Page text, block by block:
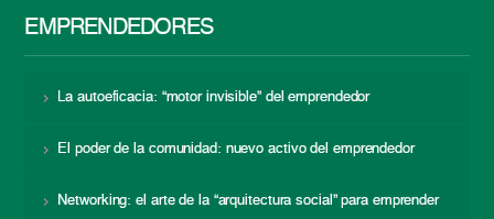
EMPRENDEDORES
La autoeficacia: “motor invisible” del emprendedor
El poder de la comunidad: nuevo activo del emprendedor
Networking: el arte de la “arquitectura social” para emprender